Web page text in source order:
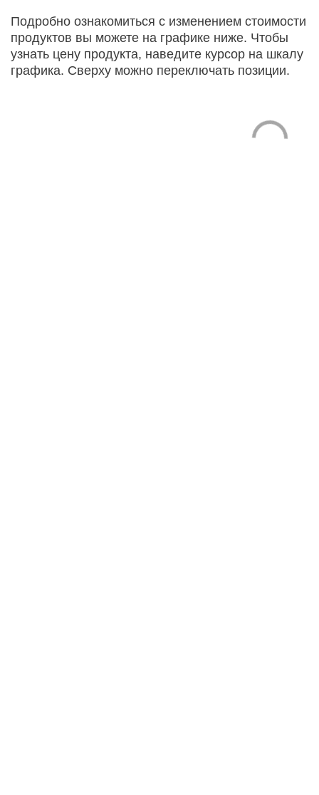
Подробно ознакомиться с изменением стоимости
продуктов вы можете на графике ниже. Чтобы
узнать цену продукта, наведите курсор на шкалу
графика. Сверху можно переключать позиции.